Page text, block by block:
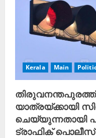
Kerala Main
യാത്രയ്ക്കായി
ചെയ്യുന്നതായി
ട്രാഫിക് പൊലീസ്